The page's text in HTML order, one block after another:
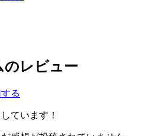
のレビュー
る
ています！